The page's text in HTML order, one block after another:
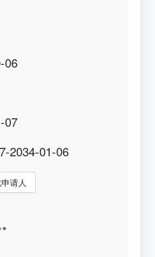
06
07
2034-01-06
请人